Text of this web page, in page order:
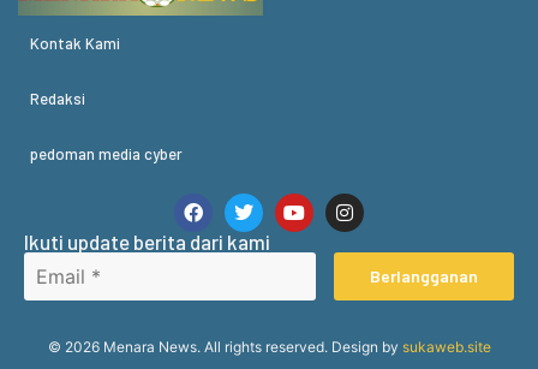
Kontak Kami
Redaksi
pedoman media cyber
Ikuti update berita dari kami
Berlangganan
© 2026 Menara News. All rights reserved. Design by sukaweb.site